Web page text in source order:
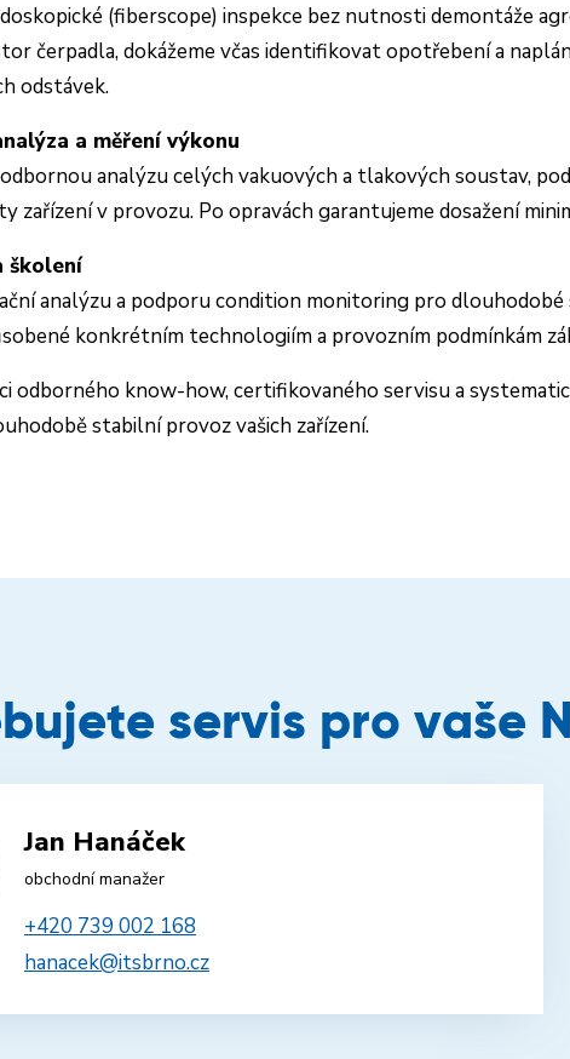
(fiberscope) inspekce bez nutnosti demontáže
čerpadla, dokážeme včas identifikovat opotřebení a
odstávek.
a měření výkonu
analýzu celých vakuových a tlakových soustav,
zařízení v provozu. Po opravách garantujeme dosažení
školení
analýzu a podporu condition monitoring pro
konkrétním technologiím a provozním podmínkám
odborného know-how, certifikovaného servisu a
stabilní provoz vašich zařízení.
servis pro vaše
Jan Hanáček
obchodní manažer
+420 739 002 168
hanacek@itsbrno.cz